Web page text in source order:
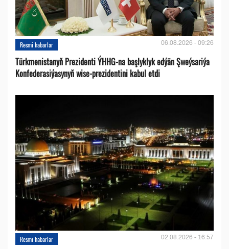
Resmi habarlar 06.08.2026 - 09:26
Türkmenistanyň Prezidenti ÝHHG-na başlyklyk edýän Şweýsariýa
Konfederasiýasynyň wise-prezidentini kabul etdi
Resmi habarlar 02.08.2026 - 16:57